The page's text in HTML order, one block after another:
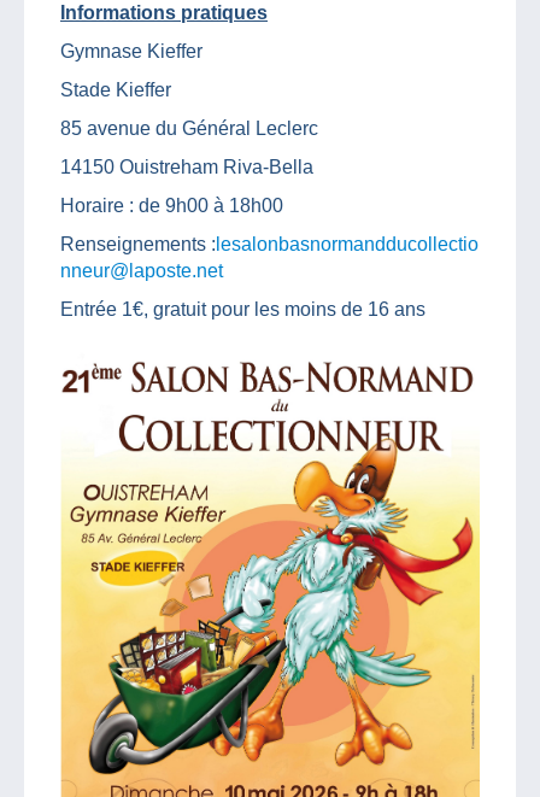
Informations pratiques
Gymnase Kieffer
Stade Kieffer
85 avenue du Général Leclerc
14150 Ouistreham Riva-Bella
Horaire : de 9h00 à 18h00
Renseignements : lesalonbasnormandducollectio
nneur@laposte.net
Entrée 1€, gratuit pour les moins de 16 ans